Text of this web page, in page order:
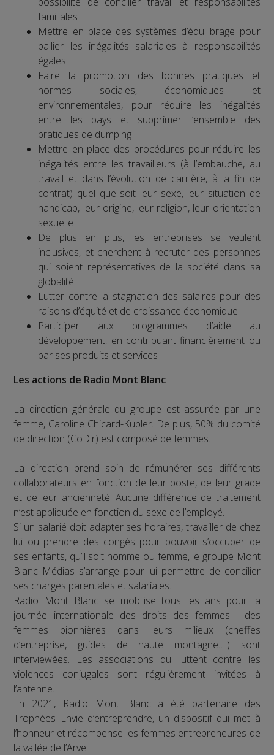
familiales
Mettre en place des systèmes d’équilibrage pour
pallier les inégalités salariales à responsabilités
égales
Faire la promotion des bonnes pratiques et
normes sociales, économiques et
environnementales, pour réduire les inégalités
entre les pays et supprimer l’ensemble des
pratiques de dumping
Mettre en place des procédures pour réduire les
inégalités entre les travailleurs (à l’embauche, au
travail et dans l’évolution de carrière, à la fin de
contrat) quel que soit leur sexe, leur situation de
handicap, leur origine, leur religion, leur orientation
sexuelle
De plus en plus, les entreprises se veulent
inclusives, et cherchent à recruter des personnes
qui soient représentatives de la société dans sa
globalité
Lutter contre la stagnation des salaires pour des
raisons d’équité et de croissance économique
Participer aux programmes d’aide au
développement, en contribuant financièrement ou
par ses produits et services
Les actions de Radio Mont Blanc
La direction générale du groupe est assurée par une
femme, Caroline Chicard-Kubler. De plus, 50% du comité
de direction (CoDir) est composé de femmes.
La direction prend soin de rémunérer ses différents
collaborateurs en fonction de leur poste, de leur grade
et de leur ancienneté. Aucune différence de traitement
n’est appliquée en fonction du sexe de l’employé.
Si un salarié doit adapter ses horaires, travailler de chez
lui ou prendre des congés pour pouvoir s’occuper de
ses enfants, qu’il soit homme ou femme, le groupe Mont
Blanc Médias s’arrange pour lui permettre de concilier
ses charges parentales et salariales.
Radio Mont Blanc se mobilise tous les ans pour la
journée internationale des droits des femmes : des
femmes pionnières dans leurs milieux (cheffes
d’entreprise, guides de haute montagne….) sont
interviewées. Les associations qui luttent contre les
violences conjugales sont régulièrement invitées à
l’antenne.
En 2021, Radio Mont Blanc a été partenaire des
Trophées Envie d’entreprendre, un dispositif qui met à
l’honneur et récompense les femmes entrepreneures de
la vallée de l’Arve.